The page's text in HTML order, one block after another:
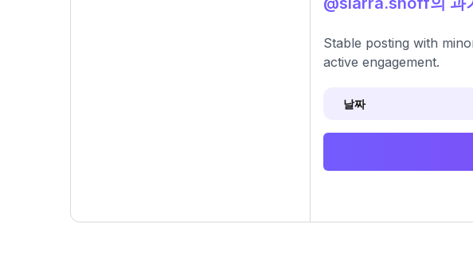
Stable posting with
active engagement.
날짜